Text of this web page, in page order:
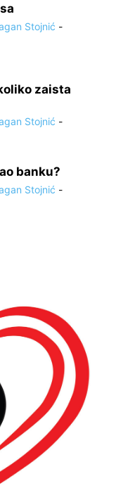
Stojnić -
zaista
Stojnić -
banku?
Stojnić -